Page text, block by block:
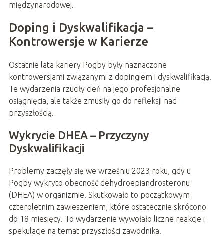
międzynarodowej.
Doping i Dyskwalifikacja –
Kontrowersje w Karierze
Ostatnie lata kariery Pogby były naznaczone
kontrowersjami związanymi z dopingiem i dyskwalifikacją.
Te wydarzenia rzuciły cień na jego profesjonalne
osiągnięcia, ale także zmusiły go do refleksji nad
przyszłością.
Wykrycie DHEA – Przyczyny
Dyskwalifikacji
Problemy zaczęły się we wrześniu 2023 roku, gdy u
Pogby wykryto obecność dehydroepiandrosteronu
(DHEA) w organizmie. Skutkowało to początkowym
czteroletnim zawieszeniem, które ostatecznie skrócono
do 18 miesięcy. To wydarzenie wywołało liczne reakcje i
spekulacje na temat przyszłości zawodnika.